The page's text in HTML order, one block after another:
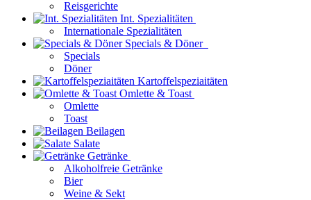
Reisgerichte
Int. Spezialitäten
Internationale Spezialitäten
Specials & Döner
Specials
Döner
Kartoffelspeziaitäten
Omlette & Toast
Omlette
Toast
Beilagen
Salate
Getränke
Alkoholfreie Getränke
Bier
Weine & Sekt